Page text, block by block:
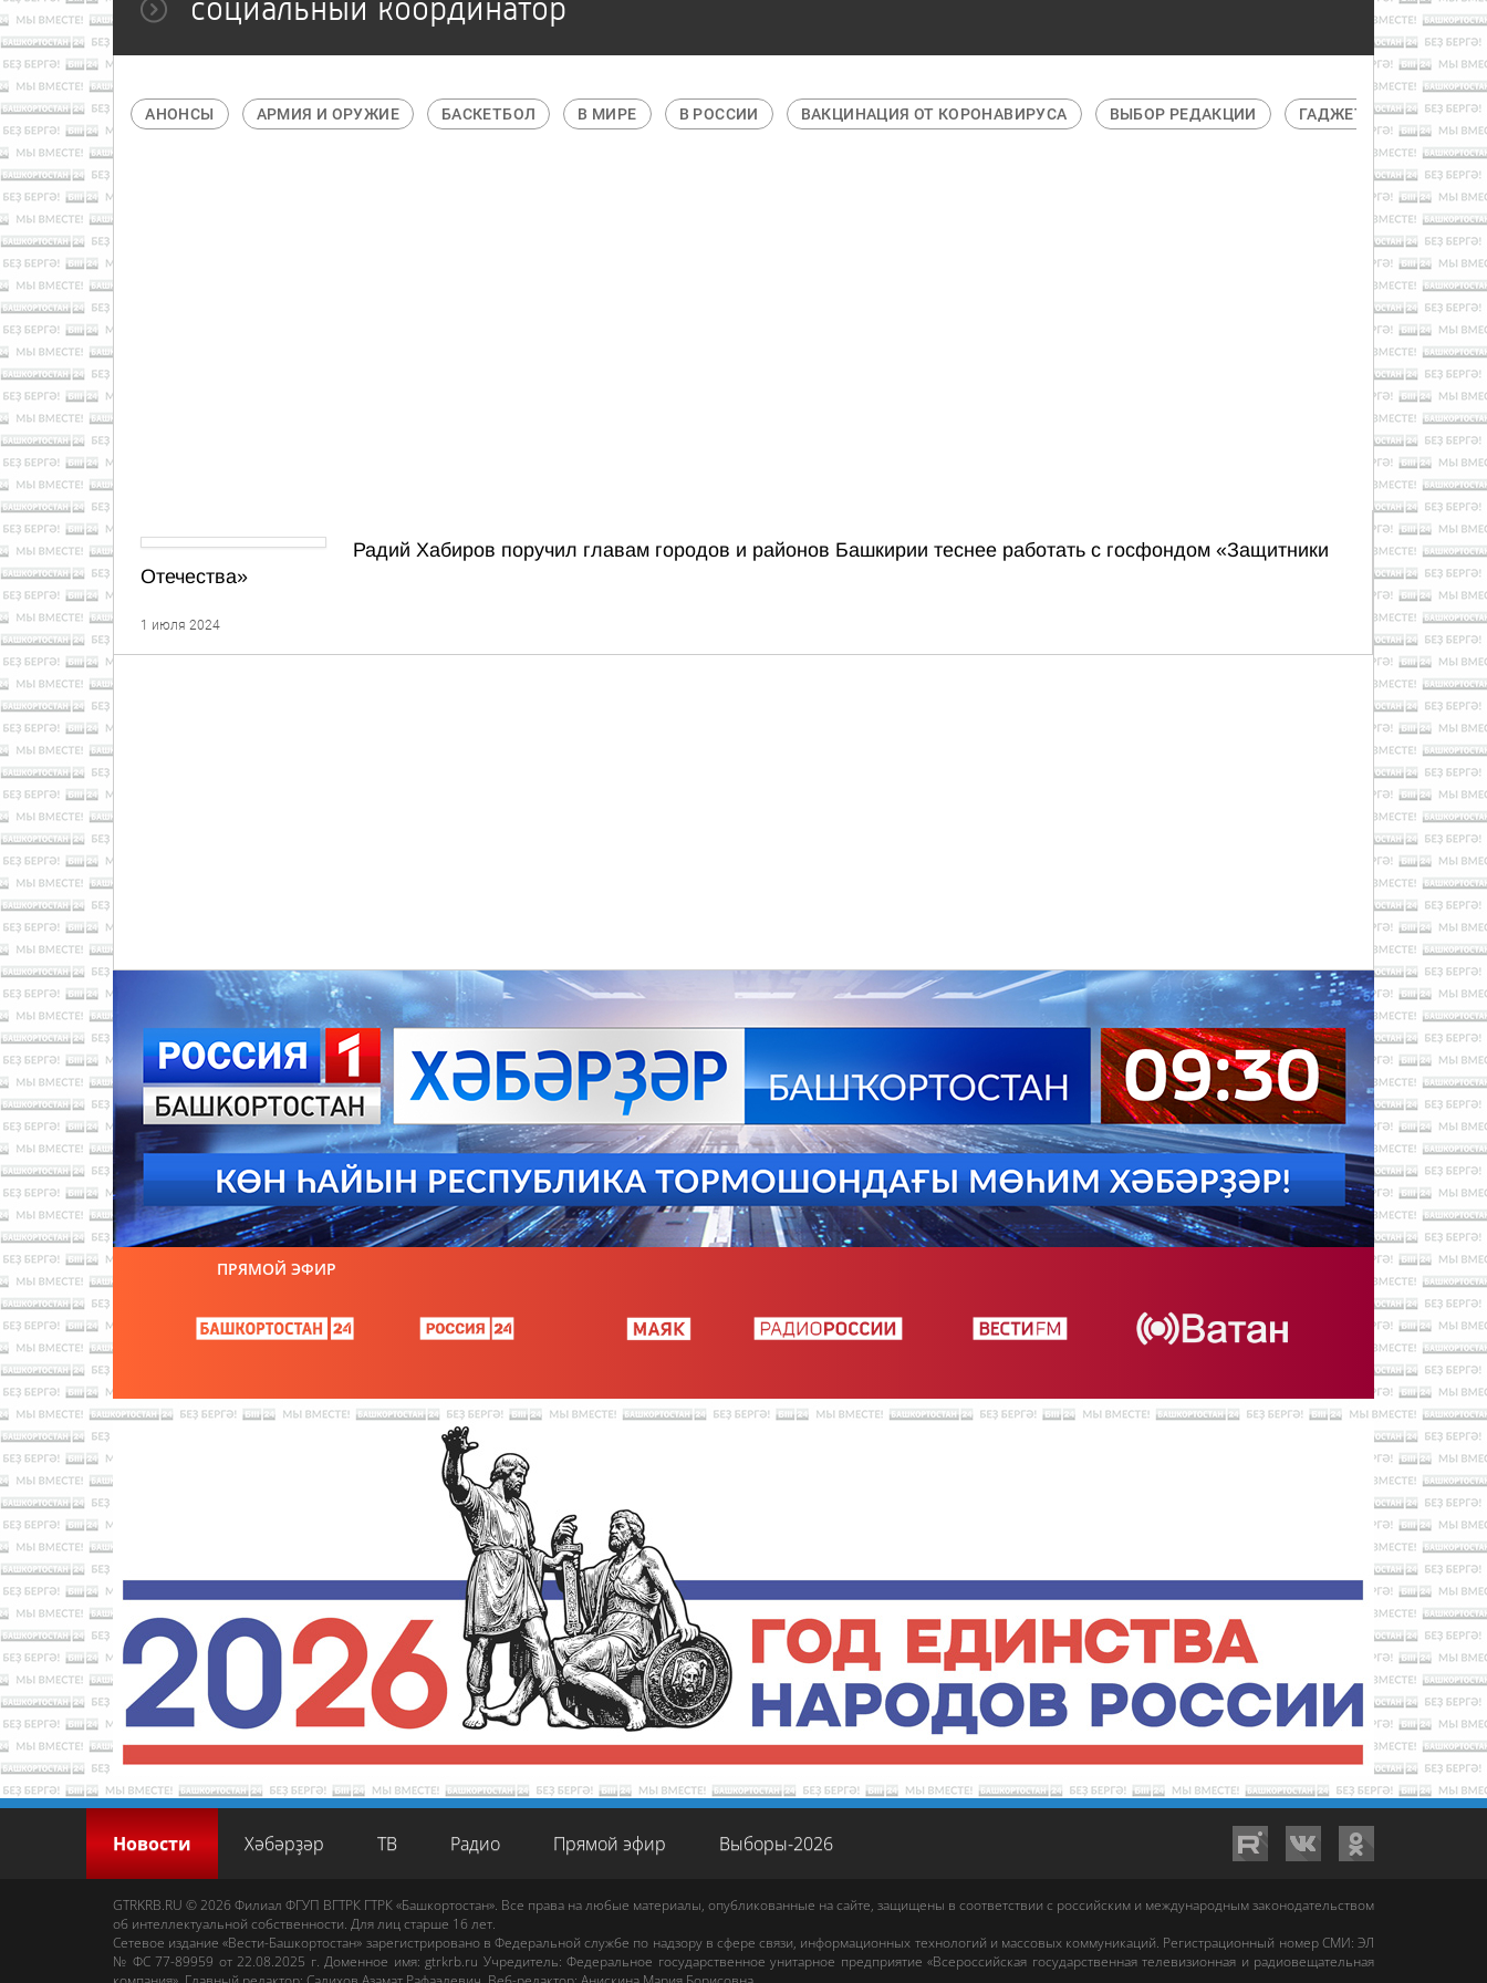
социальный координатор
АВТОСПОРТ АНОНСЫ АРМИЯ И ОРУЖИЕ БАСКЕТБОЛ В МИРЕ В РОССИИ ВАКЦИНАЦИЯ ОТ КОРОНАВИРУСА ВЫБОР РЕДАКЦИИ ГАДЖЕТЫ
Радий Хабиров поручил главам городов и районов Башкирии теснее работать с госфондом «Защитники
Отечества»
1 июля 2024
ПРЯМОЙ ЭФИР
Новости Хәбәрҙәр ТВ Радио Прямой эфир Выборы-2026
GTRKRB.RU © 2026 Филиал ФГУП ВГТРК ГТРК «Башкортостан». Все права на любые материалы, опубликованные на сайте, защищены в соответствии с российским и международным законодательством
об интеллектуальной собственности. Для лиц старше 16 лет.
Сетевое издание «Вести-Башкортостан» зарегистрировано в Федеральной службе по надзору в сфере связи, информационных технологий и массовых коммуникаций. Регистрационный номер СМИ: ЭЛ
№ ФС 77-89959 от 22.08.2025 г. Доменное имя:gtrkrb.ru Учредитель: Федеральное государственное унитарное предприятие «Всероссийская государственная телевизионная и радиовещательная